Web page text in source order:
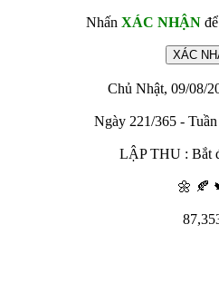
Nhấn XÁC NHẬNđể
Chủ Nhật, 09/08/
Ngày 221/365 -
LẬP THU : Bắt
🌼 🍂